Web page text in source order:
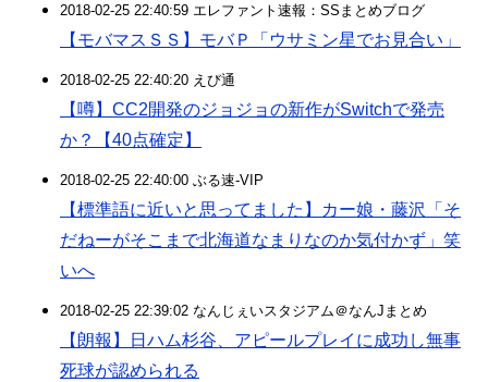
2018-02-25 22:40:59 エレファント速報：SSまとめブログ
【モバマスＳＳ】モバＰ「ウサミン星でお見合い」
2018-02-25 22:40:20 えび通
【噂】CC2開発のジョジョの新作がSwitchで発売
か？【40点確定】
2018-02-25 22:40:00 ぶる速-VIP
【標準語に近いと思ってました】カー娘・藤沢「そ
だねーがそこまで北海道なまりなのか気付かず」笑
いへ
2018-02-25 22:39:02 なんじぇいスタジアム＠なんJまとめ
【朗報】日ハム杉谷、アピールプレイに成功し無事
死球が認められる